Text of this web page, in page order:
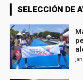
SELECCIÓN DE